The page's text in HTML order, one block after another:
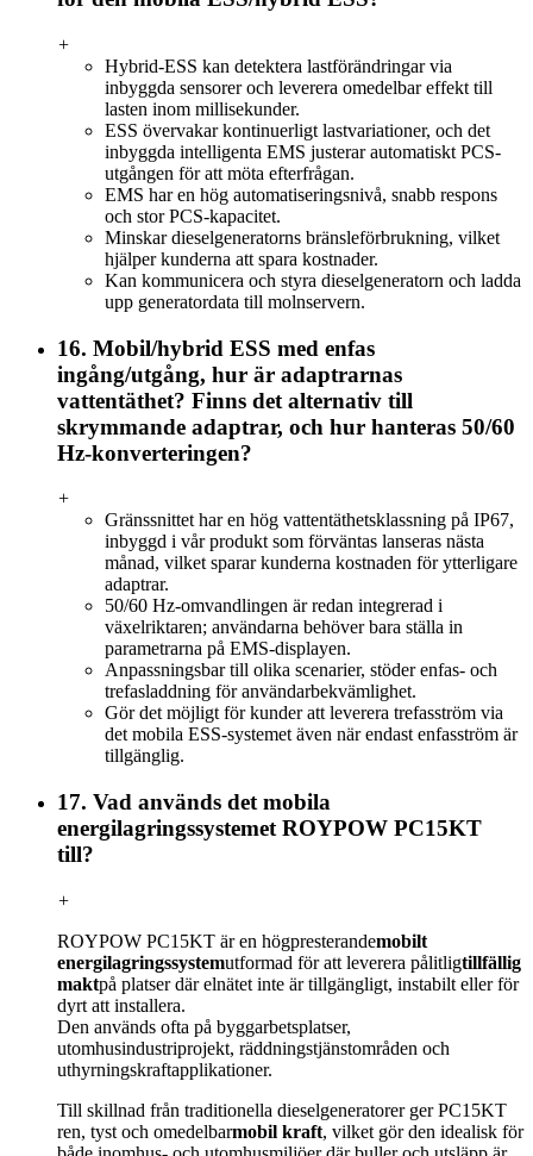
+
Hybrid-ESS kan detektera lastförändringar via
inbyggda sensorer och leverera omedelbar effekt till
lasten inom millisekunder.
ESS övervakar kontinuerligt lastvariationer, och det
inbyggda intelligenta EMS justerar automatiskt PCS-
utgången för att möta efterfrågan.
EMS har en hög automatiseringsnivå, snabb respons
och stor PCS-kapacitet.
Minskar dieselgeneratorns bränsleförbrukning, vilket
hjälper kunderna att spara kostnader.
Kan kommunicera och styra dieselgeneratorn och ladda
upp generatordata till molnservern.
16. Mobil/hybrid ESS med enfas
ingång/utgång, hur är adaptrarnas
vattentäthet? Finns det alternativ till
skrymmande adaptrar, och hur hanteras 50/60
Hz-konverteringen?
+
Gränssnittet har en hög vattentäthetsklassning på IP67,
inbyggd i vår produkt som förväntas lanseras nästa
månad, vilket sparar kunderna kostnaden för ytterligare
adaptrar.
50/60 Hz-omvandlingen är redan integrerad i
växelriktaren; användarna behöver bara ställa in
parametrarna på EMS-displayen.
Anpassningsbar till olika scenarier, stöder enfas- och
trefasladdning för användarbekvämlighet.
Gör det möjligt för kunder att leverera trefasström via
det mobila ESS-systemet även när endast enfasström är
tillgänglig.
17. Vad används det mobila
energilagringssystemet ROYPOW PC15KT
till?
+
ROYPOW PC15KT är en högpresterandemobilt
energilagringssystemutformad för att leverera pålitligtillfällig
maktpå platser där elnätet inte är tillgängligt, instabilt eller för
dyrt att installera.
Den används ofta på byggarbetsplatser,
utomhusindustriprojekt, räddningstjänstområden och
uthyrningskraftapplikationer.
Till skillnad från traditionella dieselgeneratorer ger PC15KT
ren, tyst och omedelbarmobil kraft, vilket gör den idealisk för